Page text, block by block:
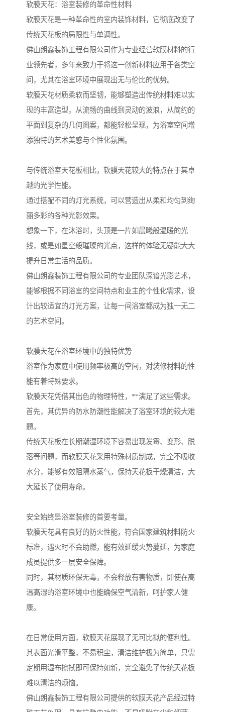
软膜天花：浴室装修的革命性材料
软膜天花是一种革命性的室内装饰材料，它彻底改变了
传统天花板的局限性与单调性。
佛山朗鑫装饰工程有限公司作为专业经营软膜材料的行
业领先者，多年来致力于将这一创新材料应用于各类空
间，尤其在浴室环境中展现出无与伦比的优势。
软膜天花材质柔软而坚韧，能够塑造出传统材料难以实
现的丰富造型，从流畅的曲线到灵动的波浪，从简约的
平面到复杂的几何图案，都能轻松呈现，为浴室空间增
添独特的艺术美感与个性化氛围。
与传统浴室天花板相比，软膜天花较大的特点在于其卓
越的光学性能。
通过搭配不同的灯光系统，可以营造出从柔和均匀到绚
丽多彩的各种光影效果。
想象一下，在沐浴时，头顶是一片如晨曦般温暖的光
线，或是如星空般璀璨的光点，这样的体验无疑能大大
提升日常生活的品质。
佛山朗鑫装饰工程有限公司的专业团队深谙光影艺术，
能够根据不同浴室的空间特点和业主的个性化需求，设
计出较适宜的灯光方案，让每一间浴室都成为独一无二
的艺术空间。
软膜天花在浴室环境中的独特优势
浴室作为家庭中使用频率极高的空间，对装修材料的性
能有着特殊要求。
软膜天花凭借其出色的物理特性，**满足了这些需求。
首先，其优异的防水防潮性能解决了浴室环境的较大难
题。
传统天花板在长期潮湿环境下容易出现发霉、变形、脱
落等问题，而软膜天花采用特殊材质制成，完全不吸收
水分，能够有效阻隔水蒸气，保持天花板干燥清洁，大
大延长了使用寿命。
安全始终是浴室装修的首要考量。
软膜天花具有良好的防火性能，符合国家建筑材料防火
标准，遇火时不会助燃，能有效延缓火势蔓延，为家庭
成员提供多一层安全保障。
同时，其材质环保无毒，不会释放有害物质，即使在高
温高湿的浴室环境中也能确保空气清新，呵护家人健
康。
在日常使用方面，软膜天花展现了无可比拟的便利性。
其表面光滑平整，不易积尘，清洁维护极为简单，只需
定期用湿布擦拭即可保持如新，完全避免了传统天花板
难以清洁的烦恼。
佛山朗鑫装饰工程有限公司提供的软膜天花产品经过特